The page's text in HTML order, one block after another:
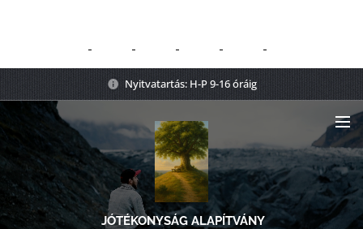
Nyitvatartás: H-P 9-16 óráig
JÓTÉKONYSÁG ALAPÍTVÁNY